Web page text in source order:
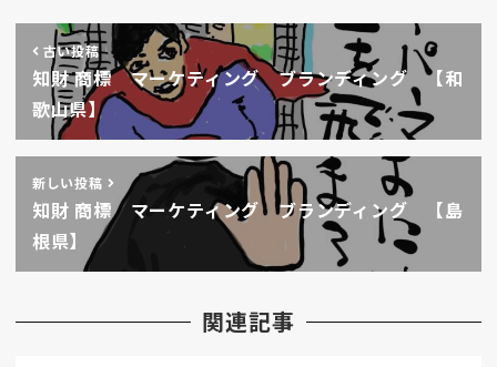
古い投稿
知財 商標 マーケティング ブランディング 【和
歌山県】
新しい投稿
知財 商標 マーケティング ブランディング 【島
根県】
関連記事